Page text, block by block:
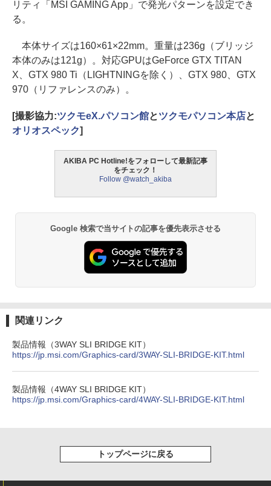
リティ「MSI GAMING App」で発光パターンを設定でき
る。
本体サイズは160×61×22mm。重量は236g（ブリッジ
本体のみは121g）。対応GPUはGeForce GTX TITAN
X、GTX 980 Ti（LIGHTNINGを除く）、GTX 980、GTX
970（リファレンスのみ）。
[撮影協力:ツクモeX.パソコン館とツクモパソコン本店と
オリオスペック]
AKIBA PC Hotline!をフォローして最新記事
をチェック！
Follow @watch_akiba
Google 検索で当サイトの記事を優先表示させる
関連リンク
製品情報（3WAY SLI BRIDGE KIT）
https://jp.msi.com/Graphics-card/3WAY-SLI-BRIDGE-KIT.html
製品情報（4WAY SLI BRIDGE KIT）
https://jp.msi.com/Graphics-card/4WAY-SLI-BRIDGE-KIT.html
トップページに戻る